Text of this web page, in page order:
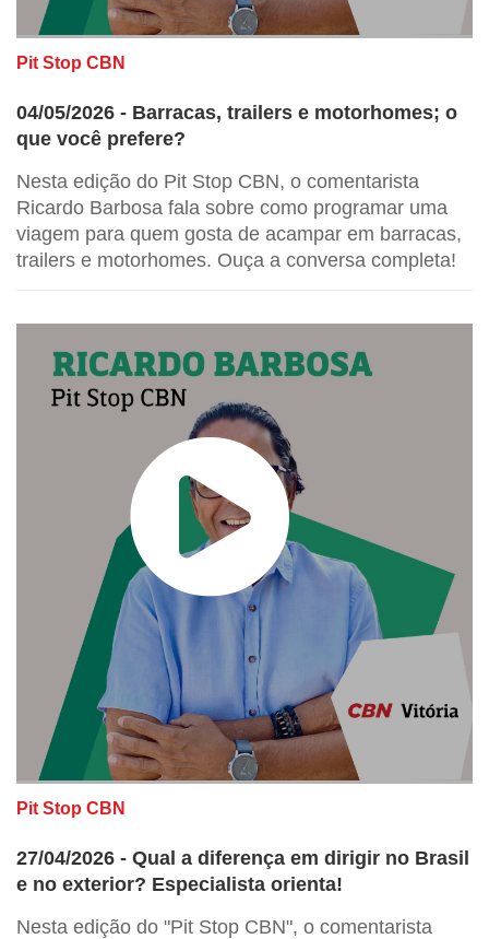
Pit Stop CBN
04/05/2026 - Barracas, trailers e motorhomes; o
que você prefere?
Nesta edição do Pit Stop CBN, o comentarista
Ricardo Barbosa fala sobre como programar uma
viagem para quem gosta de acampar em barracas,
trailers e motorhomes. Ouça a conversa completa!
Pit Stop CBN
27/04/2026 - Qual a diferença em dirigir no Brasil
e no exterior? Especialista orienta!
Nesta edição do "Pit Stop CBN", o comentarista